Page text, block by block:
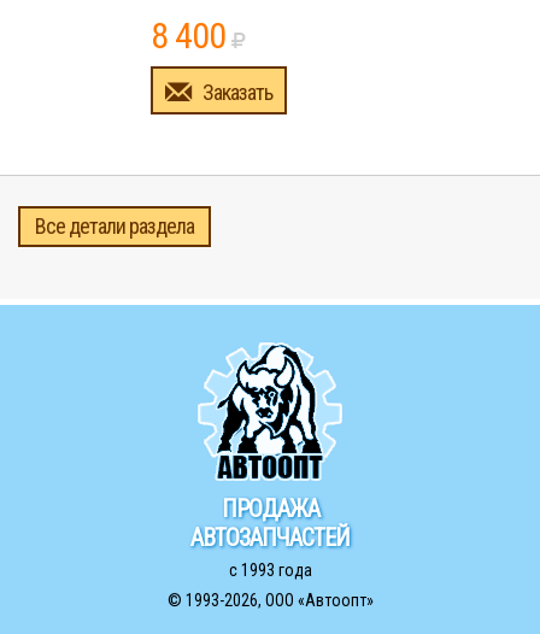
8 400
Заказать
Все детали раздела
ПРОДАЖА
АВТОЗАПЧАСТЕЙ
с 1993 года
© 1993-2026, ООО «Автоопт»